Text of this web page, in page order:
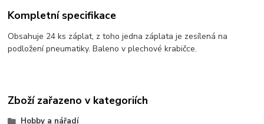
Kompletní specifikace
Obsahuje 24 ks záplat, z toho jedna záplata je zesílená na
podložení pneumatiky. Baleno v plechové krabičce.
Zboží zařazeno v kategoriích
Hobby a nářadí